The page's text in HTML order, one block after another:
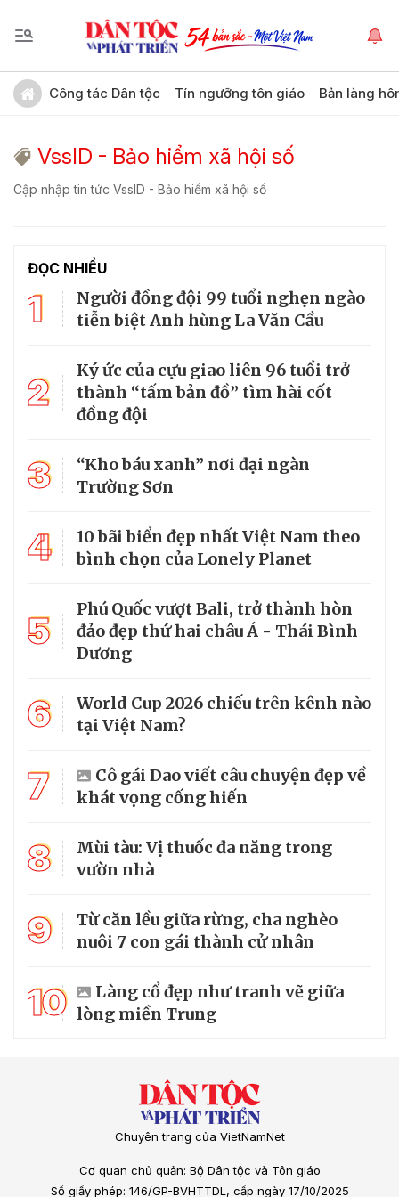
Công tác Dân tộc Tín ngưỡng tôn giáo Bản làng
VssID - Bảo hiểm xã hội số
Cập nhập tin tức VssID - Bảo hiểm xã hội số
ĐỌC NHIỀU
1
Người đồng đội 99 tuổi nghẹn ngào
tiễn biệt Anh hùng La Văn Cầu
2
Ký ức của cựu giao liên 96 tuổi trở
thành “tấm bản đồ” tìm hài cốt
đồng đội
3
“Kho báu xanh” nơi đại ngàn
Trường Sơn
4
10 bãi biển đẹp nhất Việt Nam theo
bình chọn của Lonely Planet
5
Phú Quốc vượt Bali, trở thành hòn
đảo đẹp thứ hai châu Á - Thái Bình
Dương
6
World Cup 2026 chiếu trên kênh nào
tại Việt Nam?
7
Cô gái Dao viết câu chuyện đẹp về
khát vọng cống hiến
8
Mùi tàu: Vị thuốc đa năng trong
vườn nhà
9
Từ căn lều giữa rừng, cha nghèo
nuôi 7 con gái thành cử nhân
10
Làng cổ đẹp như tranh vẽ giữa
lòng miền Trung
Chuyên trang của VietNamNet
Cơ quan chủ quản: Bộ Dân tộc và Tôn giáo
Số giấy phép: 146/GP-BVHTTDL, cấp ngày 17/10/2025